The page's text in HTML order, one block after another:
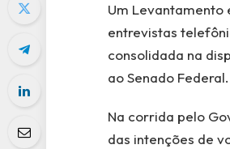
Um Levantamento
entrevistas
consolidada na
ao Senado Federal.
Na corrida pelo
das intenções de